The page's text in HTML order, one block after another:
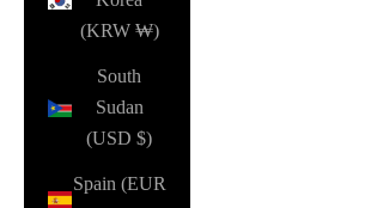
(KRW ₩)
South
Sudan
(USD $)
Spain (EUR